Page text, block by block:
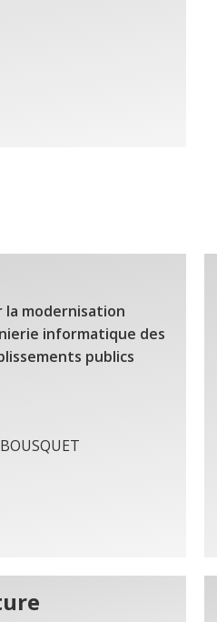
la modernisation
informatique des
publics